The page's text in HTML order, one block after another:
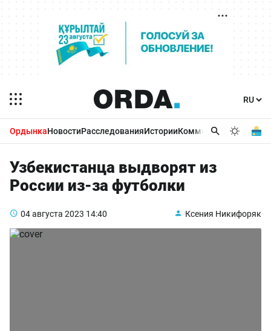
ОрдынкаНовостиРасследованияИсторииКомментарииБизнес
Узбекистанца выдворят из
России из-за футболки
04 августа 2023 14:40 Ксения Никифоряк